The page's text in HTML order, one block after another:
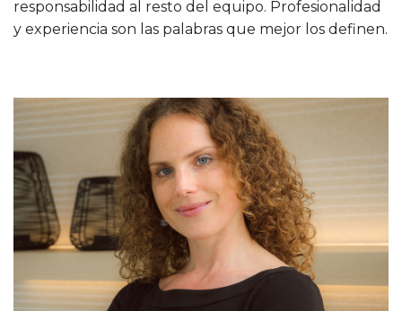
responsabilidad al resto del equipo. Profesionalidad
y experiencia son las palabras que mejor los definen.